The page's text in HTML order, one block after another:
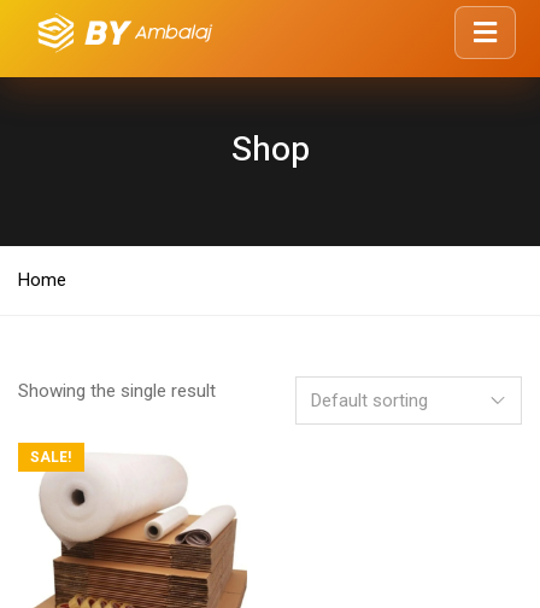
Shop
Home
Showing the single result
SALE!